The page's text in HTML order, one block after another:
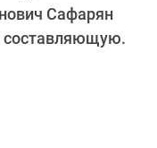
Сафарян
составляющую.